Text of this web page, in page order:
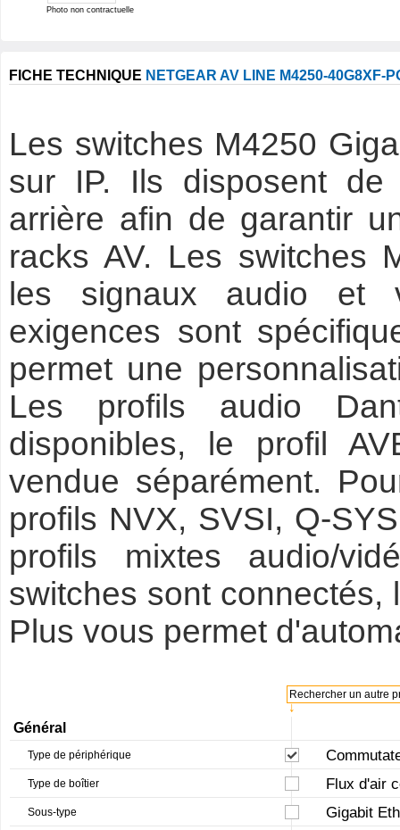
Photo non contractuelle
FICHE TECHNIQUE NETGEAR AV LINE M4250-40G8XF-
Les switches M4250
sur IP. Ils disposent
arrière afin de garantir
racks AV. Les switches
les signaux audio et
exigences sont
permet une
Les profils audio
disponibles, le profil
vendue séparément.
profils NVX, SVSI, Q-
profils mixtes audio/
switches sont connectés,
Plus vous permet
↓
Rechercher un autre
Général
Type de périphérique
Type de boîtier Flux d'air
Sous-type Gigabit